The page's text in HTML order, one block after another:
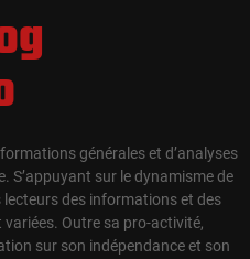
générales et d’analyses
S’appuyant sur le dynamisme de
lecteurs des informations et des
Outre sa pro-activité,
sur son indépendance et son